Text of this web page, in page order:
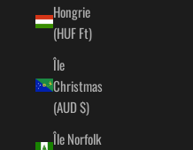
Hongrie
(HUF Ft)
Île
Christmas
(AUD $)
Île Norfolk